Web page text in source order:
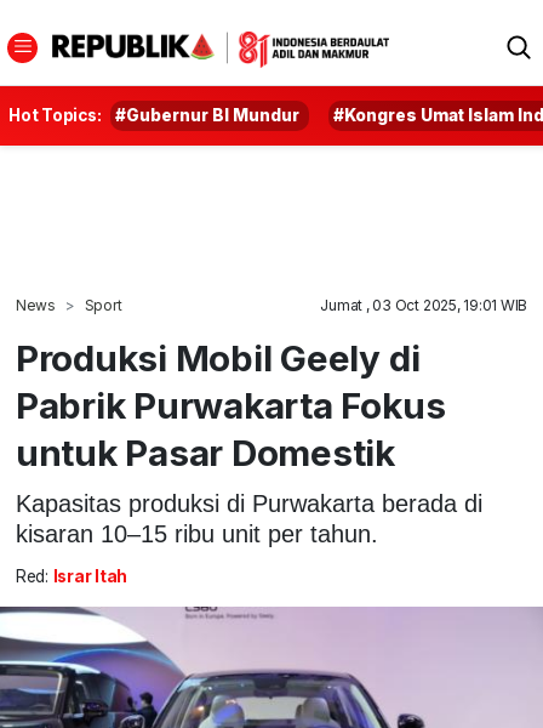
Hot Topics: #Gubernur BI Mundur #Kongres Umat Islam
News Sport Jumat , 03 Oct 2025, 19:01 WIB
Produksi Mobil Geely di
Pabrik Purwakarta Fokus
untuk Pasar Domestik
Kapasitas produksi di Purwakarta berada di
kisaran 10–15 ribu unit per tahun.
Red: Israr Itah